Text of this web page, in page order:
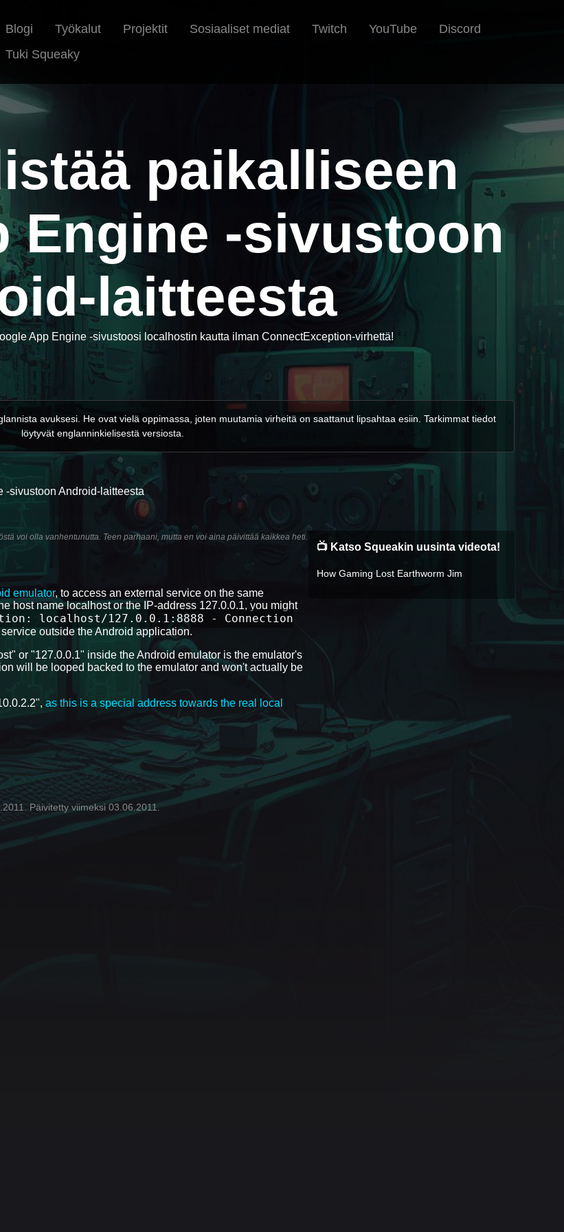
Blogi Työkalut Projektit Sosiaaliset mediat Twitch YouTube
Discord
Tuki Squeaky
paikalliseen
Engine -sivustoon
laitteesta
App Engine -sivustoosi localhostin kautta ilman ConnectException-virhettä!
avuksesi. He ovat vielä oppimassa, joten muutamia virheitä on saattanut lipsahtaa esiin. Tarkimmat tiedot
löytyvät englanninkielisestä versiosta.
-sivustoon Android-laitteesta
voi olla vanhentunutta. Teen parhaani, mutta en voi aina päivittää kaikkea heti.
emulator, to access an external service on the same
host name localhost or the IP-address 127.0.0.1, you might
localhost/127.0.0.1:8888 - Connection
outside the Android application.
or "127.0.0.1" inside the Android emulator is the emulator's
will be looped backed to the emulator and won't actually be
as this is a special address towards the real local
Päivitetty viimeksi 03.06.2011.
📺 Katso Squeakin uusinta videota!
How Gaming Lost Earthworm Jim